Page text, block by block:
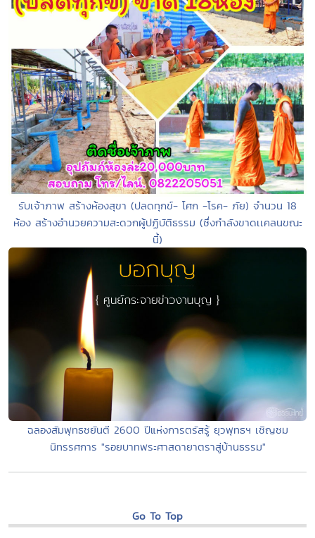
รับเจ้าภาพ สร้างห้องสุขา (ปลดทุกข์- โศก -โรค- ภัย) จำนวน 18
ห้อง สร้างอำนวยความสะดวกผู้ปฏิบัติธรรม (ซึ่งกำลังขาดเเคลนขณะ
นี้)
ฉลองสัมพุทธชยันตี 2600 ปีแห่งการตรัสรู้ ยุวพุทธฯ เชิญชม
นิทรรศการ "รอยบาทพระศาสดายาตราสู่บ้านธรรม"
Go To Top